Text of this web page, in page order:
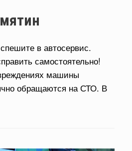
в автосервис.
самостоятельно!
машины
обращаются на СТО. В